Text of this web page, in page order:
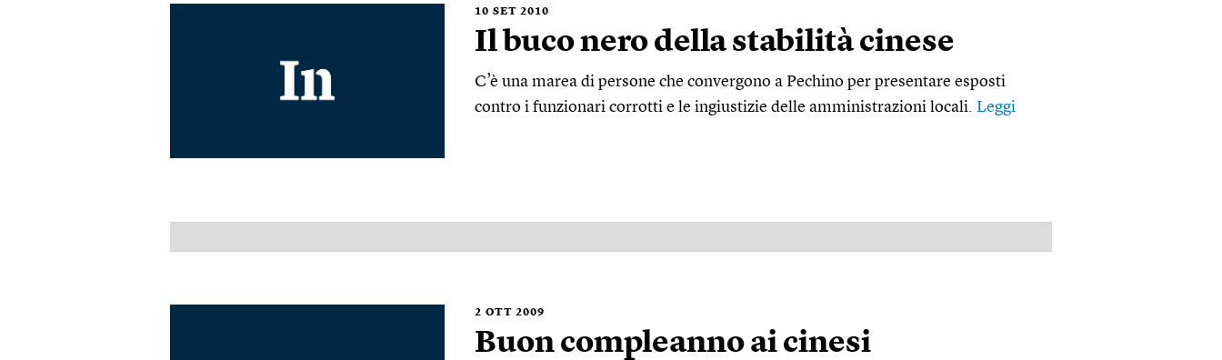
10 SET 2010
Il buco nero della stabilità cinese
C’è una marea di persone che convergono a Pechino per presentare esposti
contro i funzionari corrotti e le ingiustizie delle amministrazioni locali. Leggi
2 OTT 2009
Buon compleanno ai cinesi